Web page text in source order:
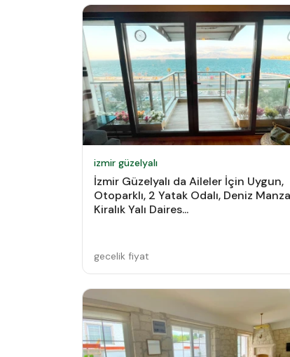
izmir güzelyalı
İzmir Güzelyalı da Aileler İçin Uygun,
Otoparklı, 2 Yatak Odalı, Deniz
Kiralık Yalı Daires...
gecelik fiyat